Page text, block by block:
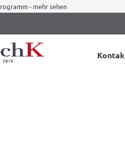
- mehr sehen